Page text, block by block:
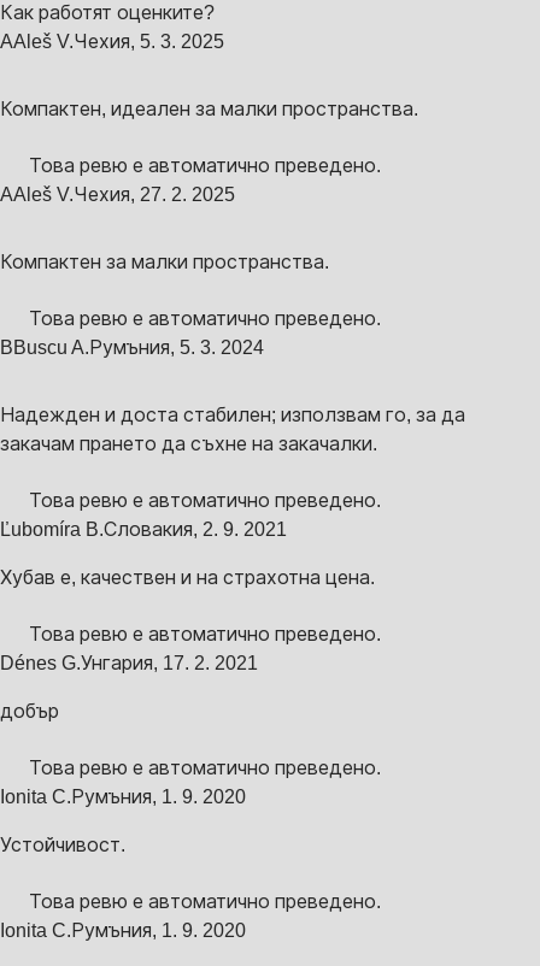
Как работят оценките?
AAleš V.Чехия, 5. 3. 2025
Компактен, идеален за малки пространства.
Това ревю е автоматично преведено.
AAleš V.Чехия, 27. 2. 2025
Компактен за малки пространства.
Това ревю е автоматично преведено.
BBuscu A. Румъния, 5. 3. 2024
Надежден и доста стабилен; използвам го, за да
закачам прането да съхне на закачалки.
Това ревю е автоматично преведено.
Ľubomíra B.Словакия, 2. 9. 2021
Хубав е, качествен и на страхотна цена.
Това ревю е автоматично преведено.
Dénes G.Унгария, 17. 2. 2021
добър
Това ревю е автоматично преведено.
Ionita C. Румъния, 1. 9. 2020
Устойчивост.
Това ревю е автоматично преведено.
Ionita C. Румъния, 1. 9. 2020